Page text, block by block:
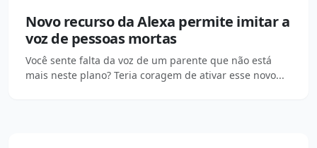
Novo recurso da Alexa permite imitar a
voz de pessoas mortas
Você sente falta da voz de um parente que não está
mais neste plano? Teria coragem de ativar esse novo...